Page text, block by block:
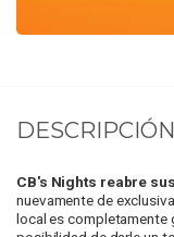
DESCRIPCIÓN
CB's Nights reabre
nuevamente de
local es completamente